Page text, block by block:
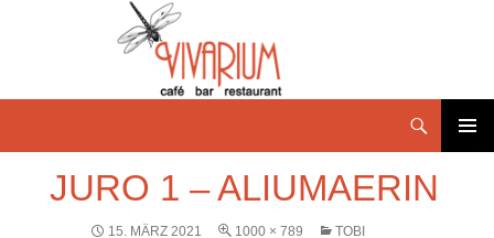
JURO 1 – ALIUMAERIN
15. MÄRZ 2021 1000 × 789
TOBI